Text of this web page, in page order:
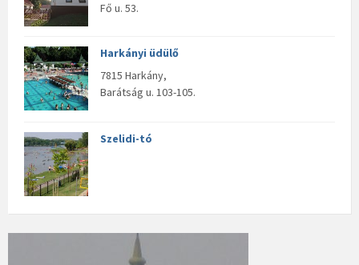
Fő u. 53.
Harkányi üdülő
7815 Harkány,
Barátság u. 103-105.
Szelidi-tó